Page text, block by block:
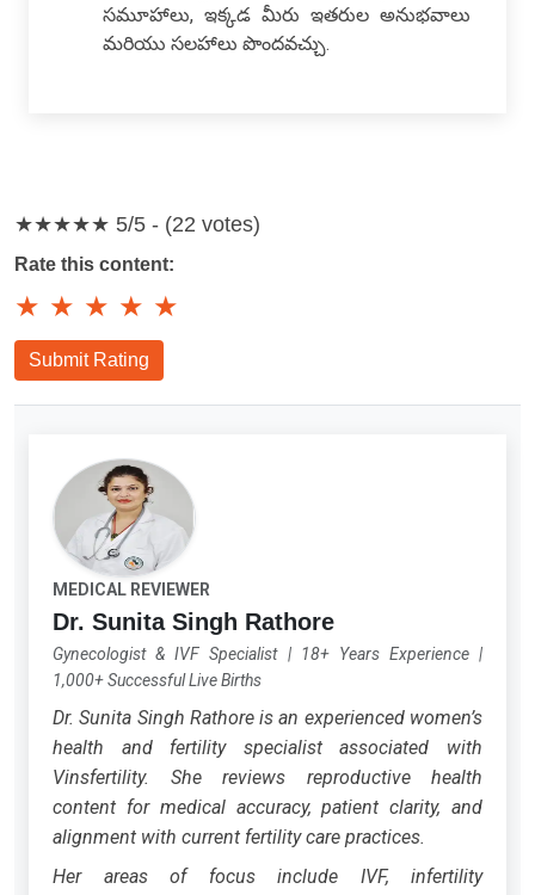
సమూహాలు, ఇక్కడ మీరు ఇతరుల అనుభవాలు
మరియు సలహాలు పొందవచ్చు.
★★★★★ 5/5 - (22 votes)
Rate this content:
★ ★ ★ ★ ★
Submit Rating
MEDICAL REVIEWER
Dr. Sunita Singh Rathore
Gynecologist & IVF Specialist| 18+ Years Experience|
1,000+ Successful Live Births
Dr. Sunita Singh Rathore is an experienced women’s
health and fertility specialist associated with
Vinsfertility. She reviews reproductive health
content for medical accuracy, patient clarity, and
alignment with current fertility care practices.
Her areas of focus include IVF, infertility